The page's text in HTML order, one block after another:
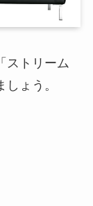
ストリーム
ょう。